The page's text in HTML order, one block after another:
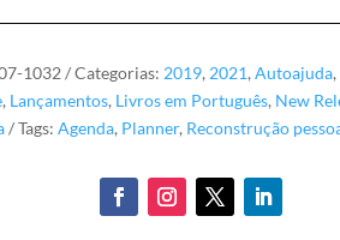
1032 Categorias: 2019, 2021,Autoajuda,
, Lançamentos, Livros em Português, New
Tags:Agenda, Planner, Reconstrução